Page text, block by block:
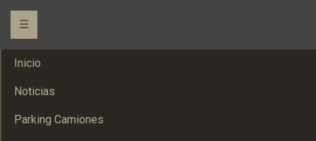
☰
Inicio
Noticias
Parking Camiones